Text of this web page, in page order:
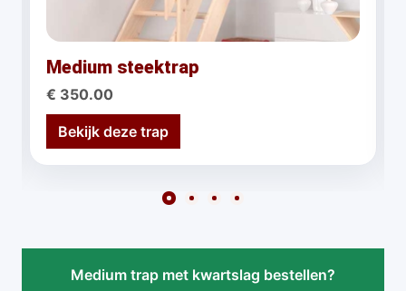
Medium steektrap
€ 350.00
Bekijk deze trap
Medium trap met kwartslag bestellen?